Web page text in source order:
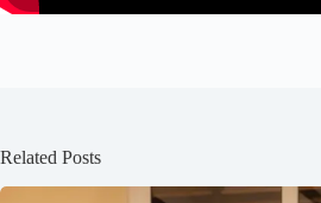
Related Posts